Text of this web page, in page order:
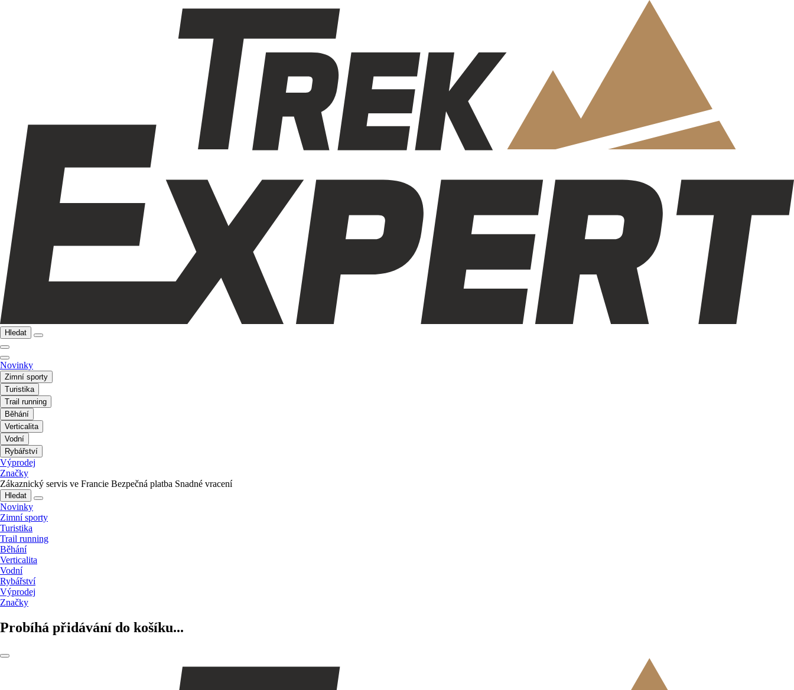
Hledat
Novinky
Zimní sporty
Turistika
Trail running
Běhání
Verticalita
Vodní
Rybářství
Výprodej
Značky
Zákaznický servis ve Francie Bezpečná platba Snadné vracení
Hledat
Novinky
Zimní sporty
Turistika
Trail running
Běhání
Verticalita
Vodní
Rybářství
Výprodej
Značky
Probíhá přidávání do košíku...